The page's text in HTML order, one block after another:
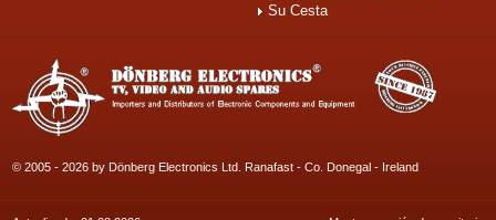
Su Cesta
© 2005 - 2026 by Dönberg Electronics Ltd. Ranafast - Co. Donegal - Ireland